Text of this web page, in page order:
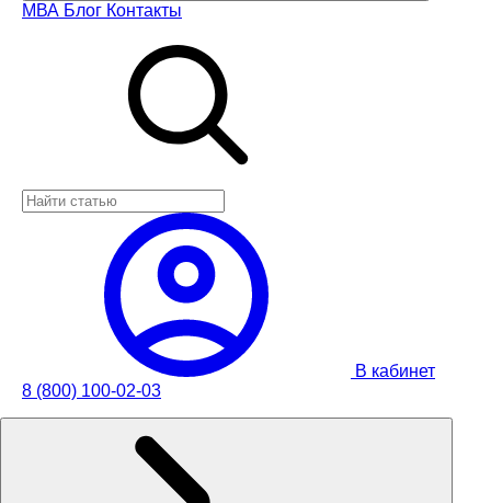
МВА Блог Контакты
В кабинет
8 (800) 100-02-03